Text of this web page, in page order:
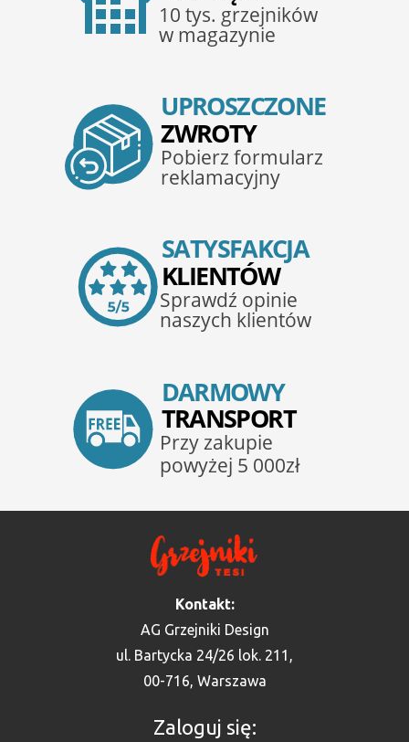
Kontakt:
AG Grzejniki Design
ul. Bartycka 24/26 lok. 211,
00-716, Warszawa
Zaloguj się: